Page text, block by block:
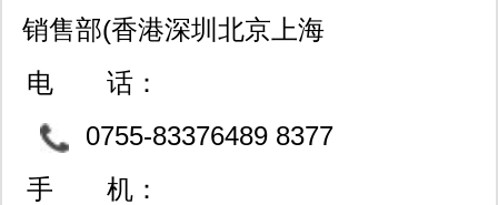
销售部(香港深圳北京上海
西安成都武汉等设分公司
特价连锁经营）
电 话：
0755-83376489 8377
8810 83600718
手 机：